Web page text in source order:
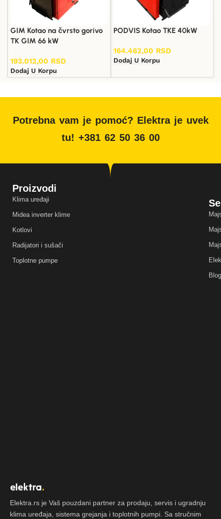
GIM Kotao na čvrsto gorivo
TK GIM 66 kW
193.012,00 RSD
Dodaj U Korpu
PODVIS Kotao TKE 40kW
164.462,00 RSD
Dodaj U Korpu
Potrebna vam je pomoć? Elektra je uvek
tu! +381 62 50 36 00
Proizvodi
Klima uređaji
Midea inverter klime
Kotlovi
Radijatori i sušači
Toplotne pumpe
Blog
Elektra.rs je Vaš pouzdani partner za prodaju, servis i ugradnju
klima uređaja, sistema grejanja i toplotnih pumpi. Sa stručnim